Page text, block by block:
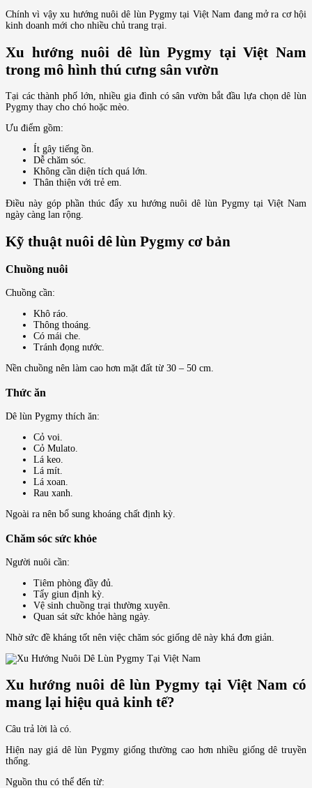
Chính vì vậy xu hướng nuôi dê lùn Pygmy tại Việt Nam đang mở ra cơ hội
kinh doanh mới cho nhiều chủ trang trại.
Xu hướng nuôi dê lùn Pygmy tại Việt Nam
trong mô hình thú cưng sân vườn
Tại các thành phố lớn, nhiều gia đình có sân vườn bắt đầu lựa chọn dê lùn
Pygmy thay cho chó hoặc mèo.
Ưu điểm gồm:
Ít gây tiếng ồn.
Dễ chăm sóc.
Không cần diện tích quá lớn.
Thân thiện với trẻ em.
Điều này góp phần thúc đẩy xu hướng nuôi dê lùn Pygmy tại Việt Nam
ngày càng lan rộng.
Kỹ thuật nuôi dê lùn Pygmy cơ bản
Chuồng nuôi
Chuồng cần:
Khô ráo.
Thông thoáng.
Có mái che.
Tránh đọng nước.
Nền chuồng nên làm cao hơn mặt đất từ 30 – 50 cm.
Thức ăn
Dê lùn Pygmy thích ăn:
Cỏ voi.
Cỏ Mulato.
Lá keo.
Lá mít.
Lá xoan.
Rau xanh.
Ngoài ra nên bổ sung khoáng chất định kỳ.
Chăm sóc sức khỏe
Người nuôi cần:
Tiêm phòng đầy đủ.
Tẩy giun định kỳ.
Vệ sinh chuồng trại thường xuyên.
Quan sát sức khỏe hàng ngày.
Nhờ sức đề kháng tốt nên việc chăm sóc giống dê này khá đơn giản.
Xu hướng nuôi dê lùn Pygmy tại Việt Nam có
mang lại hiệu quả kinh tế?
Câu trả lời là có.
Hiện nay giá dê lùn Pygmy giống thường cao hơn nhiều giống dê truyền
thống.
Nguồn thu có thể đến từ: